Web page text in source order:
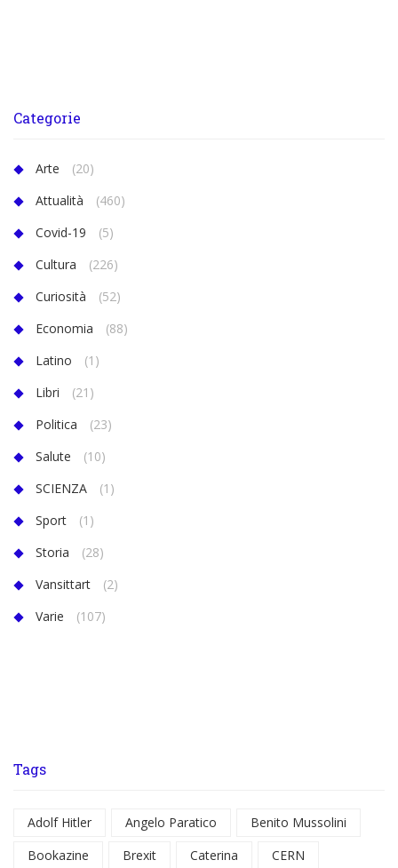
Categorie
Arte
(20)
Attualità
(460)
Covid-19
(5)
Cultura
(226)
Curiosità
(52)
Economia
(88)
Latino
(1)
Libri
(21)
Politica
(23)
Salute
(10)
SCIENZA
(1)
Sport
(1)
Storia
(28)
Vansittart
(2)
Varie
(107)
Tags
Adolf Hitler Angelo Paratico
Benito Mussolini
Bookazine
Brexit Caterina
CERN